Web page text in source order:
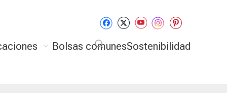
Bolsas comunesSostenibilidad